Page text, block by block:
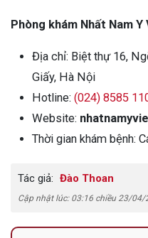
Phòng khám Nhất Nam Y
Địa chỉ: Biệt thự 16,
Giấy, Hà Nội
Hotline: (024) 8585
Website:
Thời gian khám bệnh:
Tác giả: Đào Thoan
Cập nhật lúc: 03:16 chiều 23/04/